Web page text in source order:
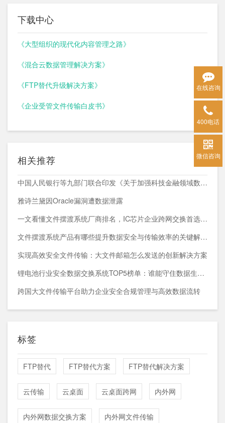
下载中心
《大型组织的现代化内容管理之路》
《混合云数据管理解决方案》
《FTP替代升级解决方案》
《企业受管文件传输白皮书》
相关推荐
中国人民银行等九部门联合印发《关于加强科技金融领域数据开发利用的通知》
雅诗兰黛因Oracle漏洞遭数据泄露
一文看懂文件摆渡系统厂商排名，IC芯片企业跨网交换首选方案
文件摆渡系统产品有哪些提升数据安全与传输效率的关键解决方案
实现高效安全文件传输：大文件邮箱怎么发送的创新解决方案
锂电池行业安全数据交换系统TOP5榜单：谁能守住数据生命线？
跨国大文件传输平台助力企业安全合规管理与高效数据流转
标签
FTP替代 FTP替代方案 FTP替代解决方案
云传输 云桌面 云桌面跨网 内外网
内外网数据交换方案 内外网文件传输
在线咨询
400电话
微信咨询